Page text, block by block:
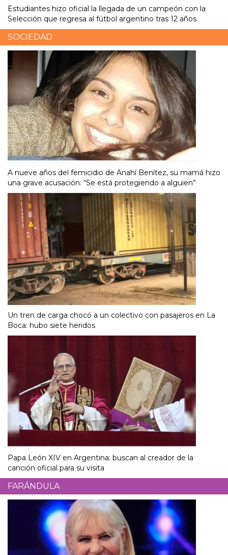
Estudiantes hizo oficial la llegada de un campeón con la
Selección que regresa al fútbol argentino tras 12 años
SOCIEDAD
A nueve años del femicidio de Anahí Benítez, su mamá hizo
una grave acusación: “Se está protegiendo a alguien”
Un tren de carga chocó a un colectivo con pasajeros en La
Boca: hubo siete heridos
Papa León XIV en Argentina: buscan al creador de la
canción oficial para su visita
FARÁNDULA